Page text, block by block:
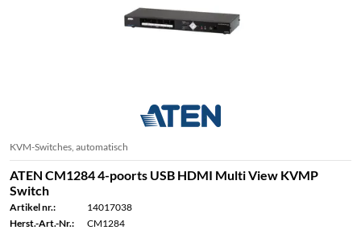
KVM-Switches, automatisch
ATEN CM1284 4-poorts USB HDMI Multi View KVMP
Switch
Artikel nr.:
14017038
Herst.-Art.-Nr.:
CM1284